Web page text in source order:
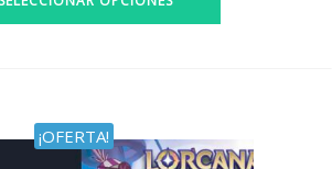
variantes.
Las
¡OFERTA!